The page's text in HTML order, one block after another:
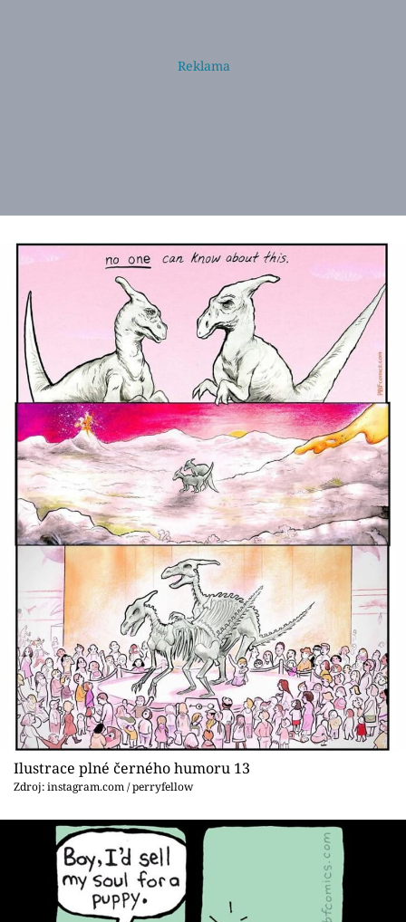
Ilustrace plné černého humoru 13
Zdroj: instagram.com / perryfellow